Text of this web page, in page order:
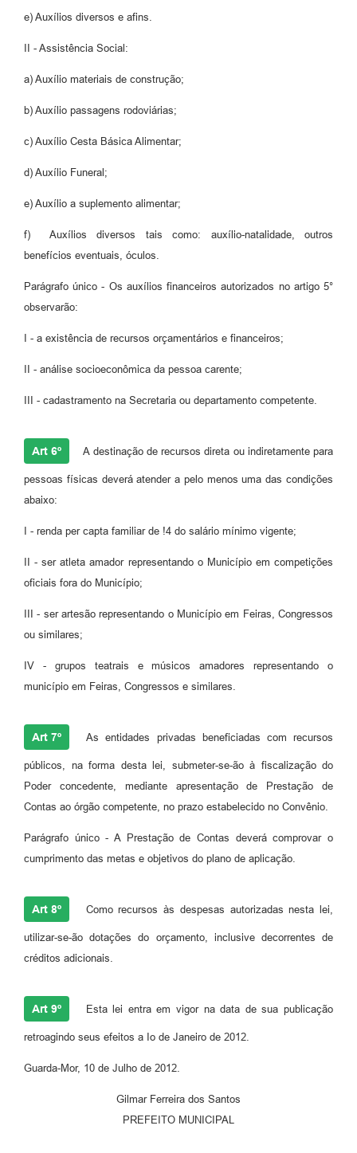
e) Auxílios diversos e afins.
II - Assistência Social:
a) Auxílio materiais de construção;
b) Auxílio passagens rodoviárias;
c) Auxílio Cesta Básica Alimentar;
d) Auxílio Funeral;
e) Auxílio a suplemento alimentar;
f) Auxílios diversos tais como: auxílio-natalidade, outros
benefícios eventuais, óculos.
Parágrafo único - Os auxílios financeiros autorizados no artigo 5°
observarão:
I - a existência de recursos orçamentários e financeiros;
II - análise socioeconômica da pessoa carente;
III - cadastramento na Secretaria ou departamento competente.
Art 6º A destinação de recursos direta ou indiretamente para
pessoas físicas deverá atender a pelo menos uma das condições
abaixo:
I - renda per capta familiar de !4 do salário mínimo vigente;
II - ser atleta amador representando o Município em competições
oficiais fora do Município;
III - ser artesão representando o Município em Feiras, Congressos
ou similares;
IV - grupos teatrais e músicos amadores representando o
município em Feiras, Congressos e similares.
Art 7º As entidades privadas beneficiadas com recursos
públicos, na forma desta lei, submeter-se-ão à fiscalização do
Poder concedente, mediante apresentação de Prestação de
Contas ao órgão competente, no prazo estabelecido no Convênio.
Parágrafo único - A Prestação de Contas deverá comprovar o
cumprimento das metas e objetivos do plano de aplicação.
Art 8º Como recursos às despesas autorizadas nesta lei,
utilizar-se-ão dotações do orçamento, inclusive decorrentes de
créditos adicionais.
Art 9º Esta lei entra em vigor na data de sua publicação
retroagindo seus efeitos a Io de Janeiro de 2012.
Guarda-Mor, 10 de Julho de 2012.
Gilmar Ferreira dos Santos
PREFEITO MUNICIPAL